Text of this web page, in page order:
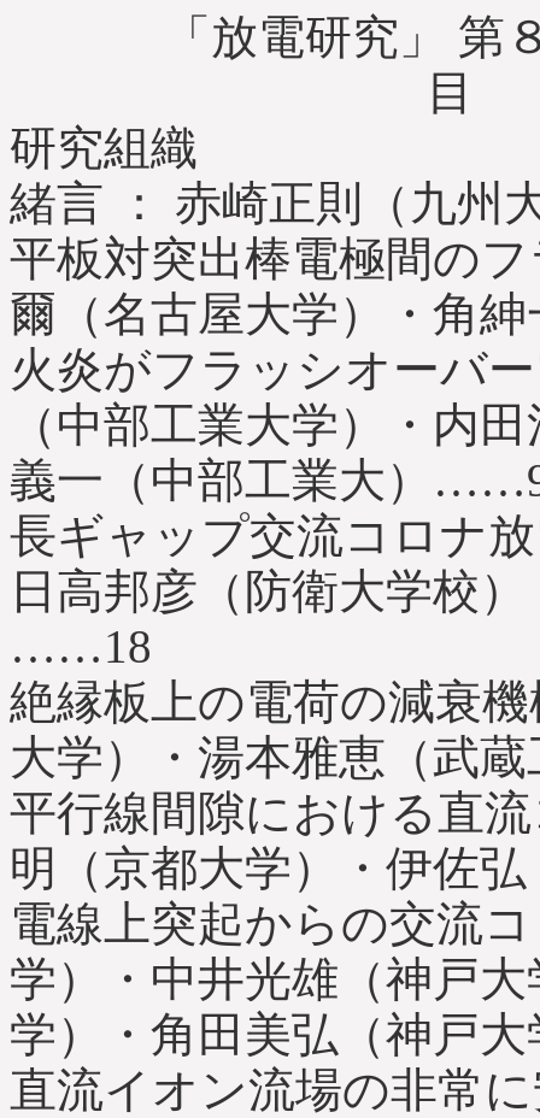
「放電研究」 第
研究組織
緒言 ： 赤崎正則（九
平板対突出棒電極間の
爾（名古屋大学）・角
火炎がフラッシオーバ
（中部工業大学）・内
義一（中部工業大）
長ギャップ交流コロナ
日高邦彦（防衛大学校
……18
絶縁板上の電荷の減衰
大学）・湯本雅恵（武
平行線間隙における直
明（京都大学）・伊佐
電線上突起からの交流
学）・中井光雄（神戸
学）・角田美弘（神戸
直流イオン流場の非常